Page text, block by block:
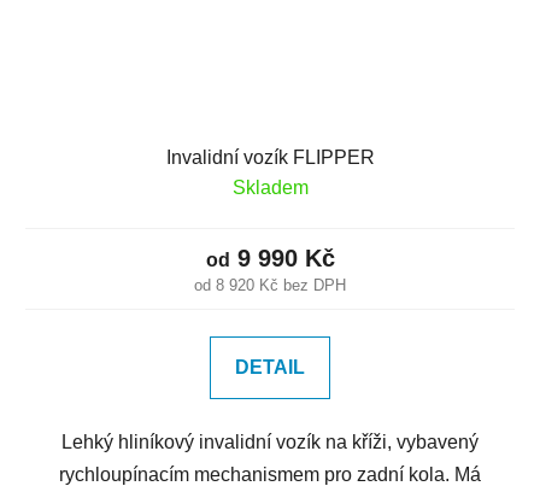
Invalidní vozík FLIPPER
Skladem
od 8 920 Kč bez DPH
od 9 990 Kč
DETAIL
Lehký hliníkový invalidní vozík na kříži, vybavený
rychloupínacím mechanismem pro zadní kola. Má